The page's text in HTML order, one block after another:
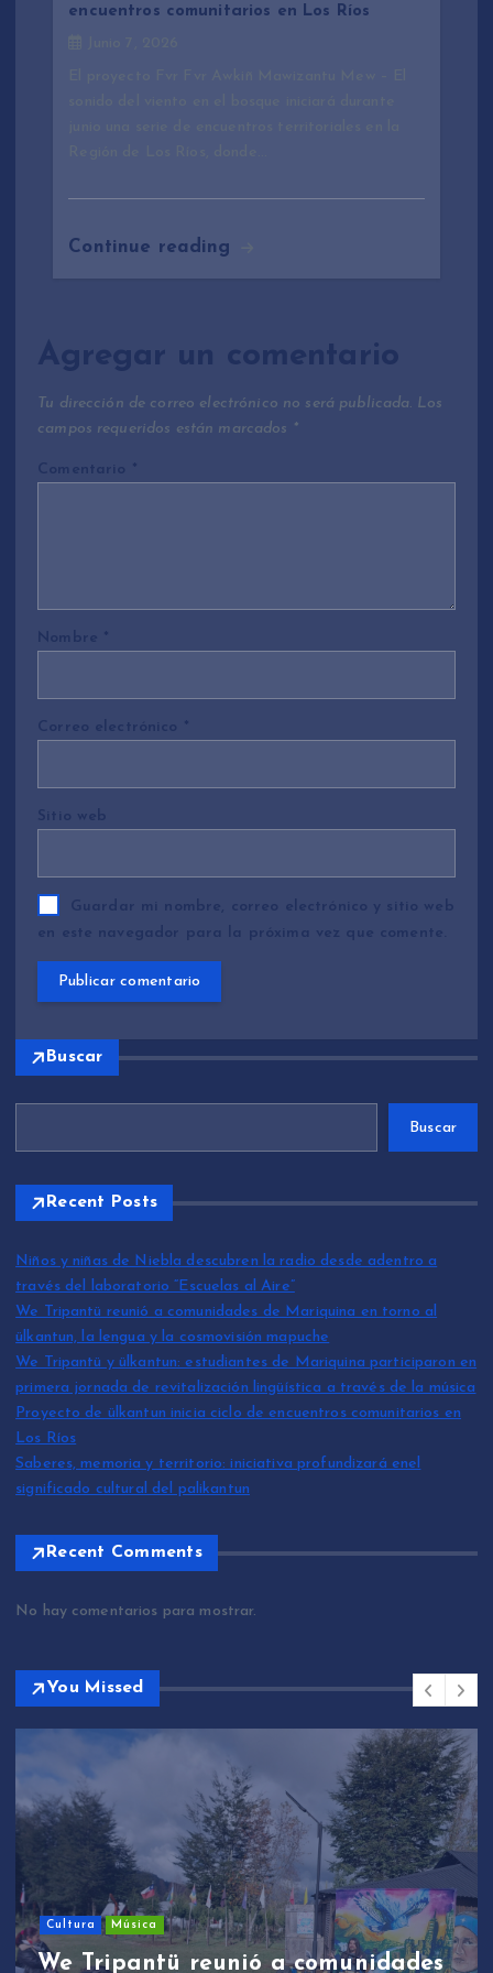
encuentros comunitarios en Los Ríos
Continue reading
Agregar un comentario
Tu dirección de correo electrónico no será publicada. Los
campos requeridos están marcados *
Comentario *
Nombre *
Correo electrónico *
Sitio web
Guardar mi nombre, correo electrónico y sitio web
en este navegador para la próxima vez que comente.
Buscar
Buscar
Recent Posts
Niños y niñas de Niebla descubren la radio desde adentro a
través del laboratorio “Escuelas al Aire”
We Tripantü reunió a comunidades de Mariquina en torno al
ülkantun, la lengua y la cosmovisión mapuche
We Tripantü y ülkantun: estudiantes de Mariquina participaron en
primera jornada de revitalización lingüística a través de la música
Proyecto de ülkantun inicia ciclo de encuentros comunitarios en
Los Ríos
Saberes, memoria y territorio: iniciativa profundizará enel
significado cultural del palikantun
Recent Comments
No hay comentarios para mostrar.
You Missed
Cultura Música
We Tripantü reunió a comunidades